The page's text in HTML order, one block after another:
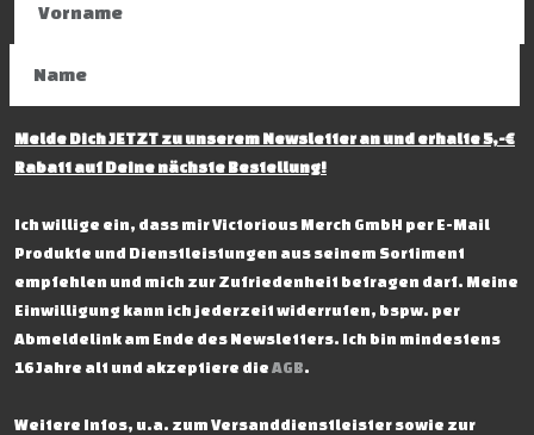
Melde Dich JETZT zu unserem Newsletter an und erhalte 5,-€
Rabatt auf Deine nächste Bestellung!
Ich willige ein, dass mir Victorious Merch GmbH per E-Mail
Produkte und Dienstleistungen aus seinem Sortiment
empfehlen und mich zur Zufriedenheit befragen darf. Meine
Einwilligung kann ich jederzeit widerrufen, bspw. per
Abmeldelink am Ende des Newsletters. Ich bin mindestens
16 Jahre alt und akzeptiere die AGB.
Weitere Infos, u.a. zum Versanddienstleister sowie zur